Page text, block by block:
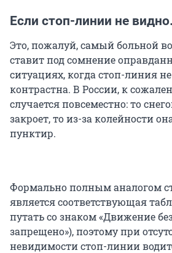
Если стоп-линии не
Это, пожалуй, самый больной
ставит под сомнение
ситуациях, когда стоп-линия
контрастна. В России, к
случается повсеместно: то
закроет, то из-за колейности
пунктир.
Формально полным аналогом
является соответствующая
путать со знаком «Движение
запрещено»), поэтому при
невидимости стоп-линии